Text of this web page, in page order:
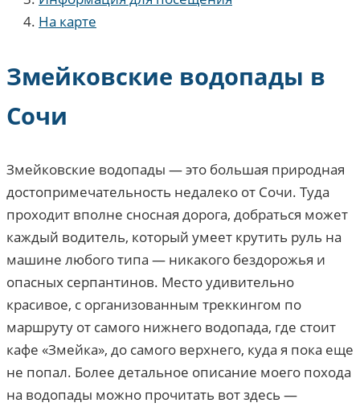
На карте
Змейковские водопады в
Сочи
Змейковские водопады — это большая природная
достопримечательность недалеко от Сочи. Туда
проходит вполне сносная дорога, добраться может
каждый водитель, который умеет крутить руль на
машине любого типа — никакого бездорожья и
опасных серпантинов. Место удивительно
красивое, с организованным треккингом по
маршруту от самого нижнего водопада, где стоит
кафе «Змейка», до самого верхнего, куда я пока еще
не попал. Более детальное описание моего похода
на водопады можно прочитать вот здесь —